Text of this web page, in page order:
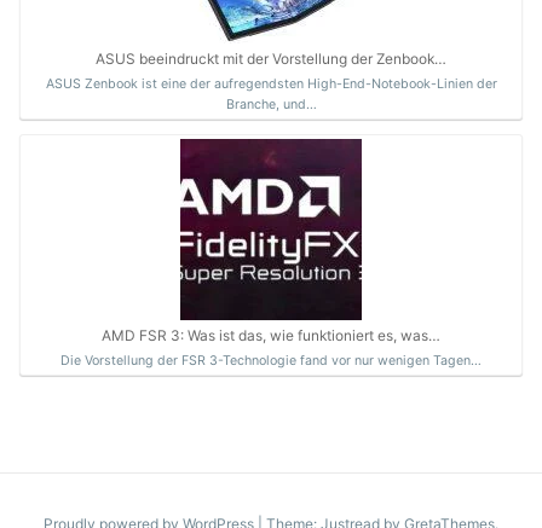
ASUS beeindruckt mit der Vorstellung der Zenbook…
ASUS Zenbook ist eine der aufregendsten High-End-Notebook-Linien der
Branche, und…
AMD FSR 3: Was ist das, wie funktioniert es, was…
Die Vorstellung der FSR 3-Technologie fand vor nur wenigen Tagen…
Proudly powered by WordPress Theme: Justread by GretaThemes.